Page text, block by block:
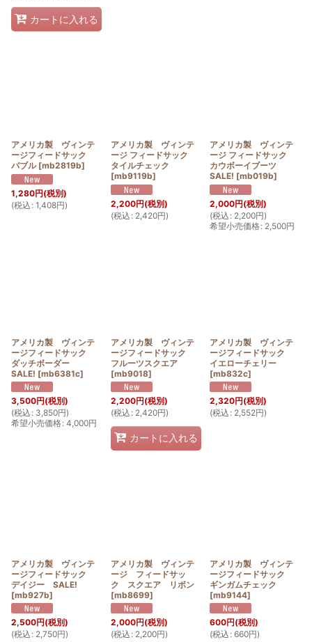
カートに入れる
アメリカ製 ヴィンテ
ージフィードサック
バブル [mb2819b]
1,280円(税別)
(税込 : 1,408円)
アメリカ製 ヴィンテ
ージ フィードサック
タイルチェック
[mb9119b]
2,200円(税別)
(税込 : 2,420円)
アメリカ製 ヴィンテ
ージ フィードサック
カウボーイブーツ
SALE! [mb019b]
2,000円(税別)
(税込 : 2,200円)
希望小売価格: 2,500円
アメリカ製 ヴィンテ
ージフィードサック
ダッチボーダー
SALE! [mb6381c]
3,500円(税別)
(税込 : 3,850円)
希望小売価格: 4,000円
アメリカ製 ヴィンテ
ージフィードサック
フルーツスクエア
[mb9018]
2,200円(税別)
(税込 : 2,420円)
カートに入れる
アメリカ製 ヴィンテ
ージフィードサック
イエローチェリー
[mb832c]
2,320円(税別)
(税込 : 2,552円)
アメリカ製 ヴィンテ
ージフィードサック
デイジー SALE!
[mb927b]
2,500円(税別)
(税込 : 2,750円)
アメリカ製 ヴィンテ
ージ フィードサッ
ク スクエア リボン
[mb8699]
2,000円(税別)
(税込 : 2,200円)
アメリカ製 ヴィンテ
ージフィードサック
ギンガムチェック
[mb9144]
600円(税別)
(税込 : 660円)